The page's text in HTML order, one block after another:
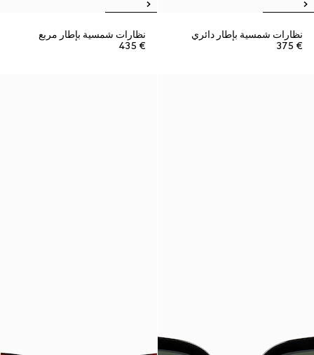
نظارات شمسية بإطار دائري
€ 375
نظارات شمسية بإطار مربع
€ 435